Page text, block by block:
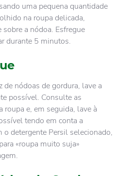
uma pequena quantidade
na roupa delicada,
a nódoa. Esfregue
durante 5 minutos.
de nódoas de gordura, lave a
possível. Consulte as
roupa e, em seguida, lave à
tendo em conta a
o detergente Persil selecionado,
«roupa muito suja»